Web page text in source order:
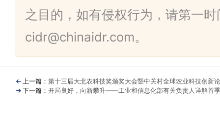
之目的，如有侵权行为，请第一
cidr@chinaidr.com。
上一篇： 第十三届大北农科技奖颁奖大会暨中关村全球农业科技创新
下一篇： 开局良好，向新攀升——工业和信息化部有关负责人详解首